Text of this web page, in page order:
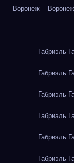
Воронеж Воронеж
Габриэль
Габриэль
Габриэль
Габриэль
Габриэль
Габриэль